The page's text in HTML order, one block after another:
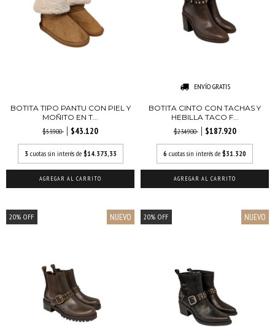
BOTITA TIPO PANTU CON PIEL Y
MOÑITO EN T...
$53.900
$43.120
3 cuotas sin interés de $14.373,33
AGREGAR AL CARRITO
ENVÍO GRATIS
BOTITA CINTO CON TACHAS Y
HEBILLA TACO F...
$234.900
$187.920
6 cuotas sin interés de $31.320
AGREGAR AL CARRITO
20% OFF NUEVO 20% OFF NUEVO